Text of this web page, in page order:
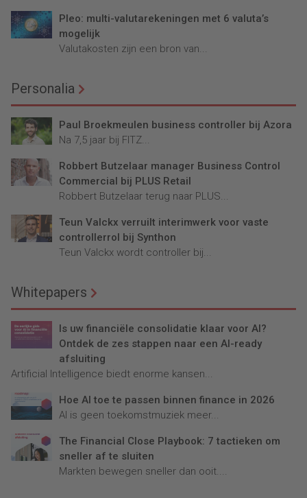
Pleo: multi-valutarekeningen met 6 valuta’s
mogelijk
Valutakosten zijn een bron van...
Personalia
Paul Broekmeulen business controller bij Azora
Na 7,5 jaar bij FITZ...
Robbert Butzelaar manager Business Control
Commercial bij PLUS Retail
Robbert Butzelaar terug naar PLUS...
Teun Valckx verruilt interimwerk voor vaste
controllerrol bij Synthon
Teun Valckx wordt controller bij...
Whitepapers
Is uw financiële consolidatie klaar voor AI?
Ontdek de zes stappen naar een AI-ready
afsluiting
Artificial Intelligence biedt enorme kansen...
Hoe AI toe te passen binnen finance in 2026
AI is geen toekomstmuziek meer...
The Financial Close Playbook: 7 tactieken om
sneller af te sluiten
Markten bewegen sneller dan ooit....